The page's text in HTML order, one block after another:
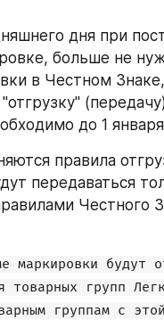
дня при
больше не
в Честном
до 1
правила
передаваться
Честного
маркировки будут
товарных групп
группам с